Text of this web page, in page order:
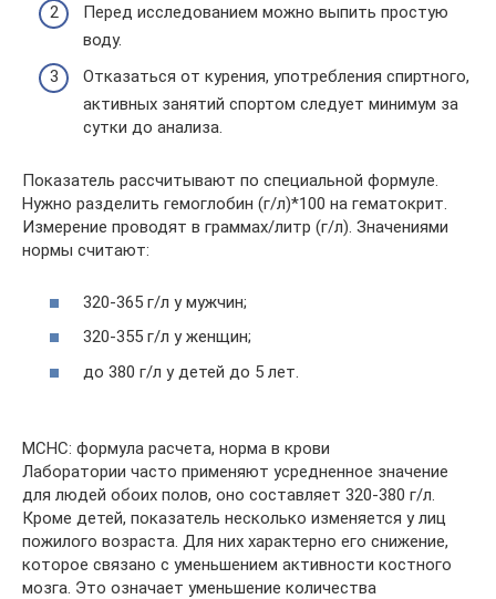
Перед исследованием можно выпить простую
воду.
Отказаться от курения, употребления спиртного,
активных занятий спортом следует минимум за
сутки до анализа.
Показатель рассчитывают по специальной формуле.
Нужно разделить гемоглобин (г/л)*100 на гематокрит.
Измерение проводят в граммах/литр (г/л). Значениями
нормы считают:
320-365 г/л у мужчин;
320-355 г/л у женщин;
до 380 г/л у детей до 5 лет.
MCHC: формула расчета, норма в крови
Лаборатории часто применяют усредненное значение
для людей обоих полов, оно составляет 320-380 г/л.
Кроме детей, показатель несколько изменяется у лиц
пожилого возраста. Для них характерно его снижение,
которое связано с уменьшением активности костного
мозга. Это означает уменьшение количества